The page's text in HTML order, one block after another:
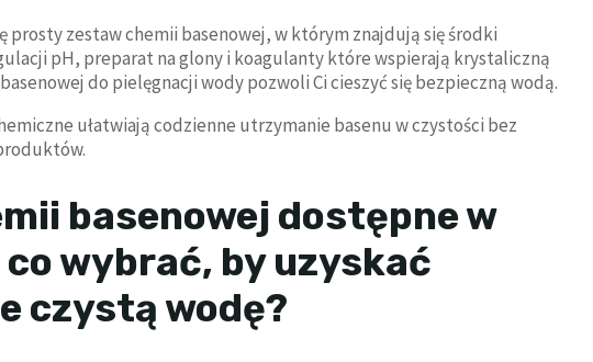
prosty zestaw chemii basenowej, w którym znajdują się środki
pH, preparat na glony i koagulanty które wspierają krystaliczną
do pielęgnacji wody pozwoli Ci cieszyć się bezpieczną wodą.
ułatwiają codzienne utrzymanie basenu w czystości bez
basenowej dostępne w
wybrać, by uzyskać
czystą wodę?